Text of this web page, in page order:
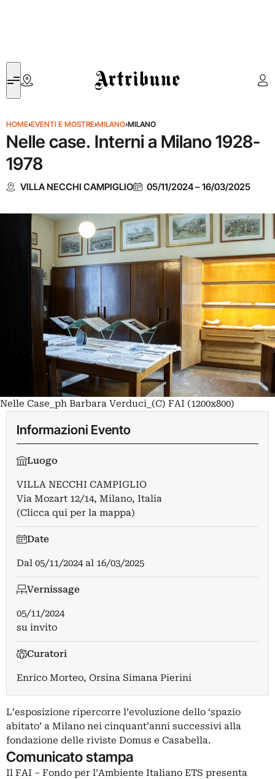
Artribune
HOME›EVENTI E MOSTRE›MILANO›MILANO
Nelle case. Interni a Milano 1928-
1978
VILLA NECCHI CAMPIGLIO 05/11/2024–16/03/2025
Nelle Case_ph Barbara Verduci_(C) FAI (1200x800)
Informazioni Evento
Luogo
VILLA NECCHI CAMPIGLIO
Via Mozart 12/14, Milano, Italia
(Clicca qui per la mappa)
Date
Dal 05/11/2024al 16/03/2025
Vernissage
05/11/2024
su invito
Curatori
Enrico Morteo, Orsina Simana Pierini
L’esposizione ripercorre l’evoluzione dello ‘spazio
abitato’ a Milano nei cinquant’anni successivi alla
fondazione delle riviste Domus e Casabella.
Comunicato stampa
Il FAI – Fondo per l’Ambiente Italiano ETS presenta